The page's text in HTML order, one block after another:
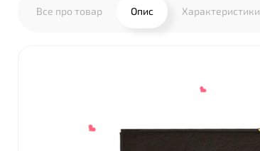
Все про товар Опис Характеристики